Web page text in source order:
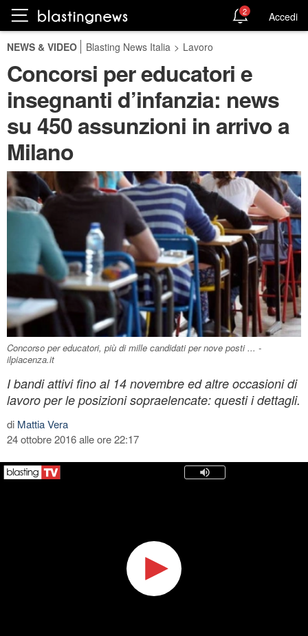
2 Accedi
NEWS & VIDEO Blasting News Italia > Lavoro
Concorsi per educatori e
insegnanti d’infanzia: news
su 450 assunzioni in arrivo a
Milano
Concorso per educatori, più di mille candidati per nove posti ... -
ilpiacenza.it
I bandi attivi fino al 14 novembre ed altre occasioni di
lavoro per le posizioni sopraelencate: questi i dettagli.
di Mattia Vera
24 ottobre 2016 alle ore 22:17